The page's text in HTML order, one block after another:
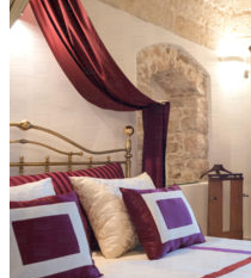
GOLD
BLUE
RED